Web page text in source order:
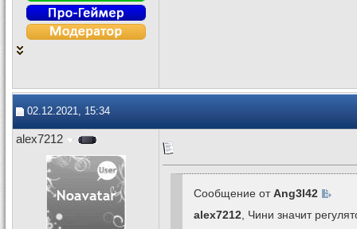
02.12.2021, 15:34
alex7212
Сообщение отAng3l42
alex7212 , Чини значит